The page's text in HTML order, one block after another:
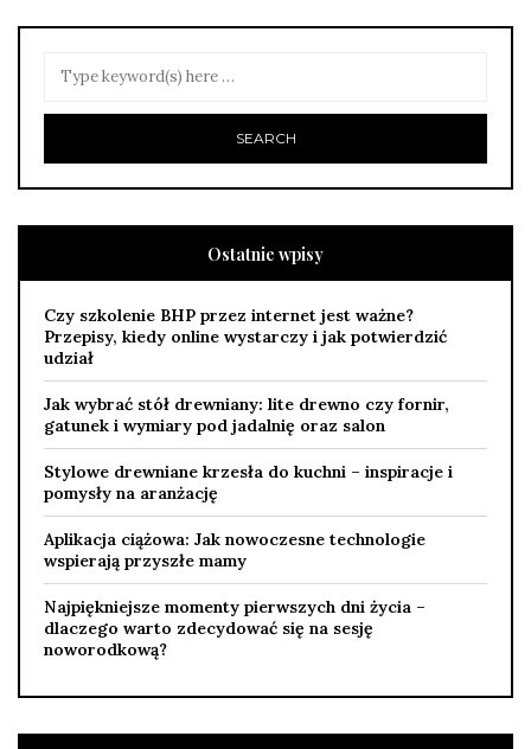
Ostatnie wpisy
Czy szkolenie BHP przez internet jest ważne?
Przepisy, kiedy online wystarczy i jak potwierdzić
udział
Jak wybrać stół drewniany: lite drewno czy fornir,
gatunek i wymiary pod jadalnię oraz salon
Stylowe drewniane krzesła do kuchni – inspiracje i
pomysły na aranżację
Aplikacja ciążowa: Jak nowoczesne technologie
wspierają przyszłe mamy
Najpiękniejsze momenty pierwszych dni życia –
dlaczego warto zdecydować się na sesję
noworodkową?